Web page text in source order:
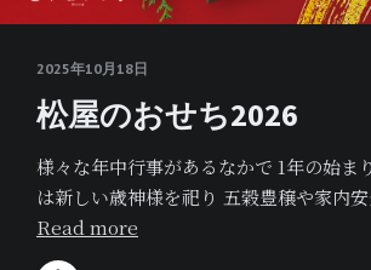
2025年10月18日
松屋のおせち2026
様々な年中行事があるなかで 1年の始ま
は新しい歳神様を祀り 五穀豊穣や家内
Read more